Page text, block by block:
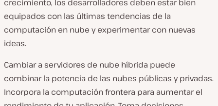
crecimiento, los desarrolladores deben estar bien
equipados con las últimas tendencias de la
computación en nube y experimentar con nuevas
ideas.
Cambiar a servidores de nube híbrida puede
combinar la potencia de las nubes públicas y privadas.
Incorpora la computación frontera para aumentar el